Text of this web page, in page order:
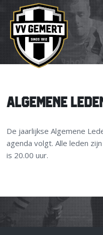
ALGEMENE
De jaarlijkse Algemene
agenda volgt. Alle leden
is 20.00 uur.